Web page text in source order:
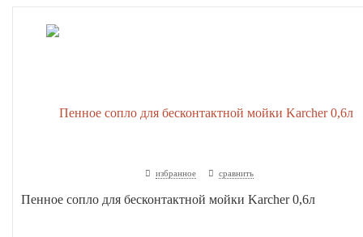
избранное сравнить
Пенное сопло для бесконтактной мойки Karcher 0,6л